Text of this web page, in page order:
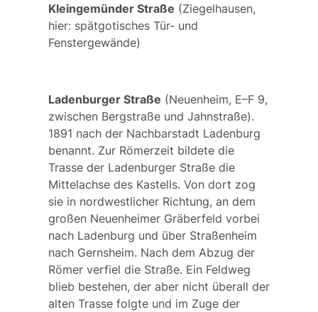
Kleingemünder Straße (Ziegelhausen,
hier: spätgotisches Tür- und
Fenstergewände)
Ladenburger Straße (Neuenheim, E–F 9,
zwischen Bergstraße und Jahnstraße).
1891 nach der Nachbarstadt Ladenburg
benannt. Zur Römerzeit bildete die
Trasse der Ladenburger Straße die
Mittelachse des Kastells. Von dort zog
sie in nordwestlicher Richtung, an dem
großen Neuenheimer Gräberfeld vorbei
nach Ladenburg und über Straßenheim
nach Gernsheim. Nach dem Abzug der
Römer verfiel die Straße. Ein Feldweg
blieb bestehen, der aber nicht überall der
alten Trasse folgte und im Zuge der